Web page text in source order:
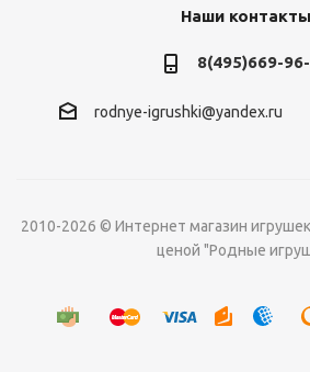
Наши контакты
8(495)669-
rodnye-igrushki@yandex.ru
2010-2026 © Интернет магазин
ценой "Родные